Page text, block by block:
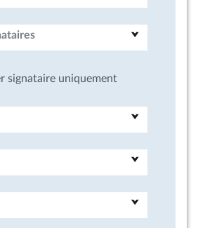
signataire uniquement